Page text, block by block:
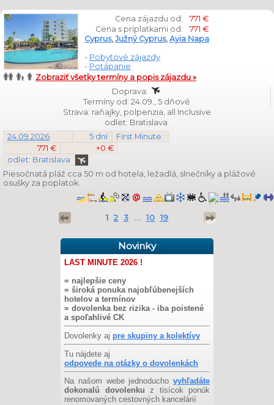
Cena zájazdu od:
771 €
Cena s príplatkami od:
771 €
Cyprus, Južný Cyprus, Ayia Napa
- Pobytové zájazdy
- Potápanie
Zobraziť všetky termíny a popis zájazdu »
Doprava:
Termíny od: 24.09., 5 dňové
Strava: raňajky, polpenzia, all Inclusive
odlet: Bratislava
24.09.2026
5 dní
First Minute
771 €
+0 €
odlet: Bratislava
Piesočnatá pláž cca 50 m od hotela, ležadlá, slnečníky a plážové
osušky za poplatok.
1 2 3 ... 10 19
Novinky
LAST MINUTE 2026 !
= najlepšie ceny
= široká ponuka najobľúbenejších
hotelov a termínov
= dovolenka bez rizika - iba poistené
a spoľahlivé CK
Dovolenky aj pre skupiny a kolektívy
Tu nájdete aj
odpovede na otázky o dovolenkách
Na našom webe jednoducho vyhľadáte
dokonalú dovolenku z tisícok ponúk
renomovaných cestovných kancelárií